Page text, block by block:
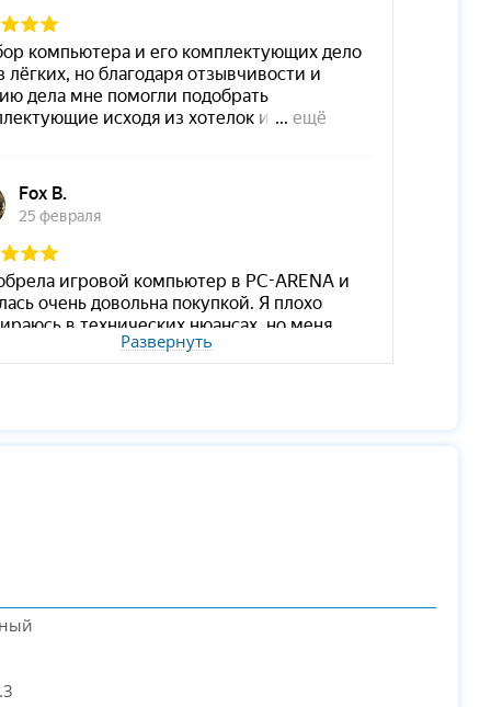
Развернуть